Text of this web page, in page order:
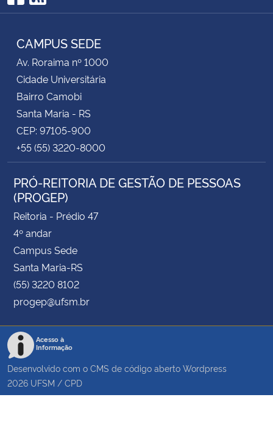
Facebook
RSS
CAMPUS SEDE
Av. Roraima nº 1000
Cidade Universitária
Bairro Camobi
Santa Maria - RS
CEP: 97105-900
+55 (55) 3220-8000
PRÓ-REITORIA DE GESTÃO DE PESSOAS
(PROGEP)
Reitoria - Prédio 47
4º andar
Campus Sede
Santa Maria-RS
(55) 3220 8102
progep@ufsm.br
Acesso à
Informação
Desenvolvido com o CMS de código aberto Wordpress
2026 UFSM / CPD